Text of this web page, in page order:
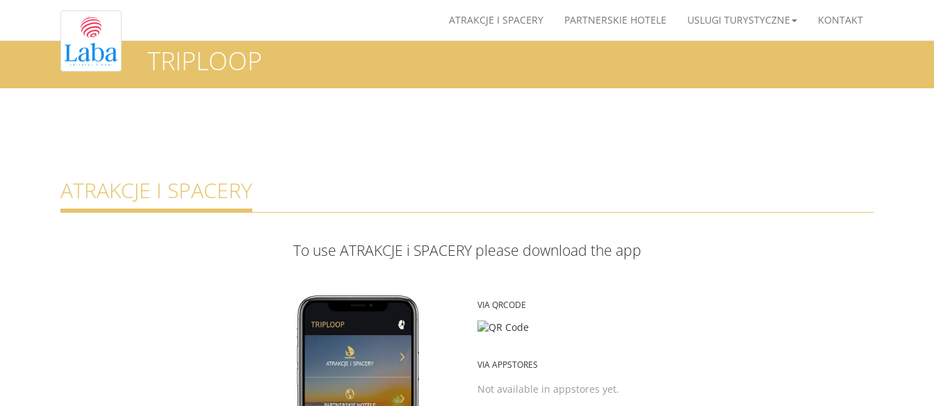
ATRAKCJE I SPACERY PARTNERSKIE HOTELE USLUGI TURYSTYCZNE KONTAKT
TRIPLOOP
ATRAKCJE I SPACERY
To use ATRAKCJE i SPACERY please download the app
VIA QRCODE
VIA APPSTORES
Not available in appstores yet.